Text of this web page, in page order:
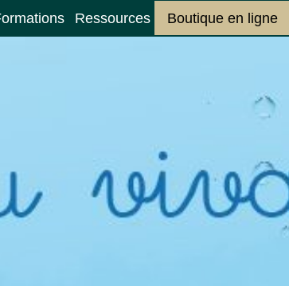
Ressources Boutique en ligne